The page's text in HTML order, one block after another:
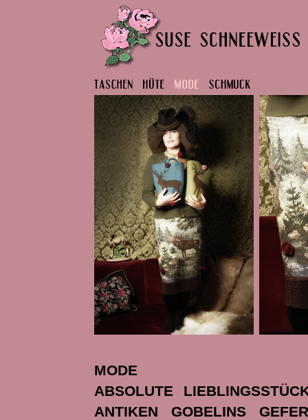
MODE
ABSOLUTE
ANTIKEN GOBELINS